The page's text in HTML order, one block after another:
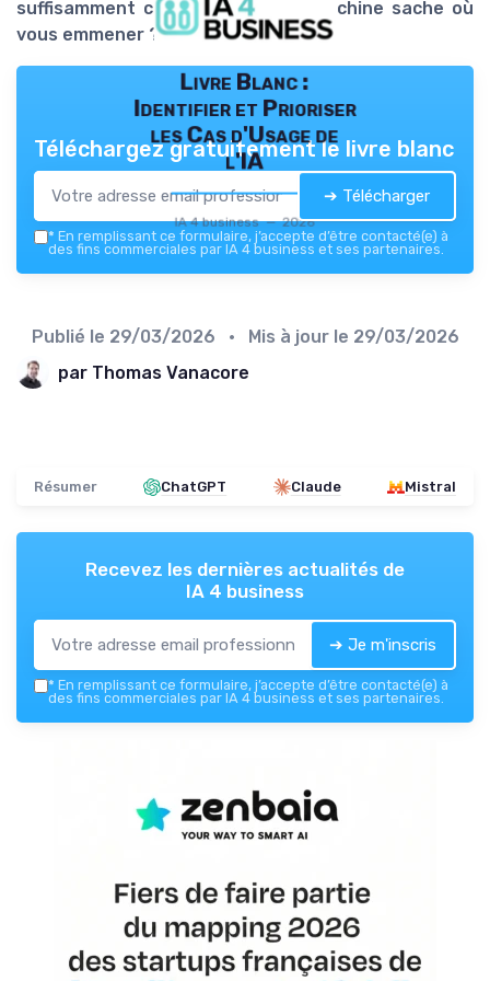
suffisamment claire pour que la machine sache où
vous emmener ?
Livre Blanc :
Identifier et Prioriser
les Cas d'Usage de
l'IA
IA 4 business — 2026
Téléchargez gratuitement le livre blanc
➔ Télécharger
* En remplissant ce formulaire, j’accepte d’être contacté(e) à
des fins commerciales par IA 4 business et ses partenaires.
Publié le 29/03/2026 • Mis à jour le 29/03/2026
par Thomas Vanacore
Résumer ChatGPT Claude Mistral
Recevez les dernières actualités de
IA 4 business
➔ Je m'inscris
* En remplissant ce formulaire, j’accepte d’être contacté(e) à
des fins commerciales par IA 4 business et ses partenaires.